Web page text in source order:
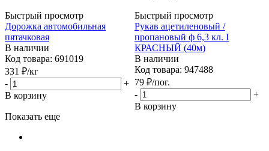
Быстрый просмотр
Дорожка автомобильная
пятачковая
В наличии
Код товара: 691019
331 ₽/кг
-
+
В корзину
Быстрый просмотр
Рукав ацетиленовый /
пропановый ф 6,3 кл. I
КРАСНЫЙ (40м)
В наличии
Код товара: 947488
79 ₽/пог.
-
+
В корзину
Показать еще